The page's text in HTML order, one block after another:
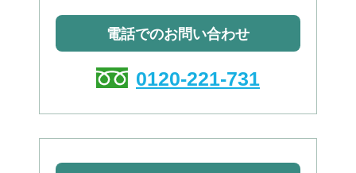
電話でのお問い合わせ
0120-221-731